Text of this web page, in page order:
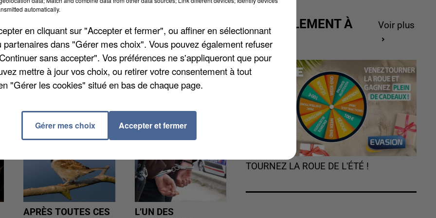
La décision a été prise hier par la préfète. On
du centre de secours de Puiselet-le-Marais qui date
va lui aussi être remis en état. Parmi les
avec la réfection du sol du gymnase ou encore
APRÈS TOUTES CES
L’UN DES
ACTUELLEMENT À
GAGNER
Voir plus
TOURNEZ LA ROUE DE L'ÉTÉ !
automatically.
en cliquant sur "Accepter et fermer", ou affiner en sélectionnant
partenaires dans "Gérer mes choix". Vous pouvez également refuser
sans accepter". Vos préférences ne s'appliqueront que pour
mettre à jour vos choix, ou retirer votre consentement à tout
"Gérer les cookies" situé en bas de chaque page.
Gérer mes choix Accepter et fermer